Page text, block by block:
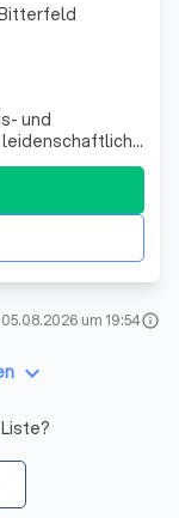
und
leidenschaftlich
und
Analyse der
um 19:54info
keyboard_arrow_down